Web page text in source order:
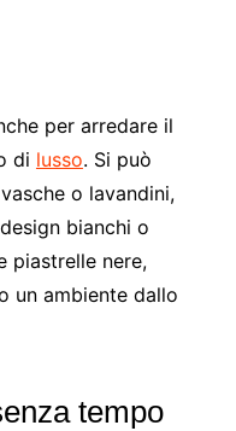
per arredare il
di lusso. Si può
o lavandini,
bianchi o
piastrelle nere,
un ambiente dallo
tempo